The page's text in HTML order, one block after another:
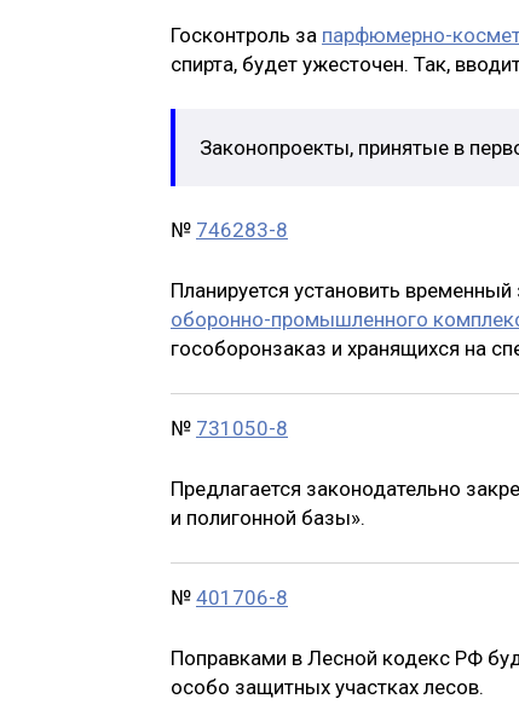
Госконтроль за парфюмерно-
спирта, будет ужесточен. Так,
Законопроекты, принятые в
№ 746283-8
Планируется установить
оборонно-промышленного
гособоронзаказ и хранящихся на
№ 731050-8
Предлагается законодательно
и полигонной базы».
№ 401706-8
Поправками в Лесной кодекс РФ
особо защитных участках лесов.